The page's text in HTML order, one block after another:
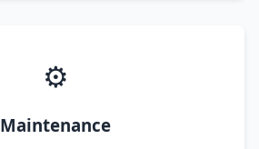
⚙️
Maintenance